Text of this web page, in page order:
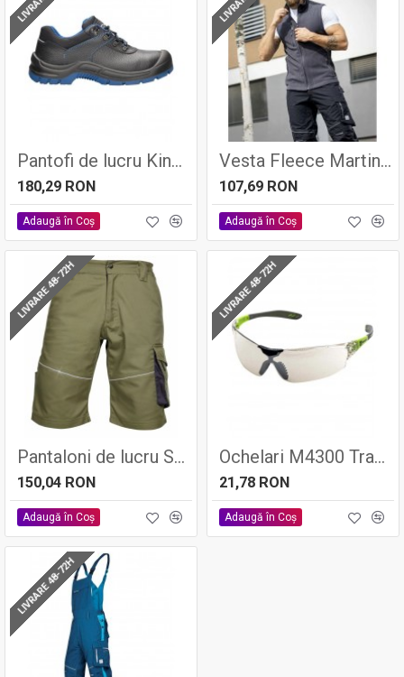
Pantofi de lucru Kinglow S3 - Ardon
180,29 RON
Adaugă în Coş
Vesta Fleece Martin Gri Inchis
107,69 RON
Adaugă în Coş
LIVRARE 48-72H
Pantaloni de lucru SUMMER Kaki, tercot 65/35, 200gr/mp - ARDON
150,04 RON
Adaugă în Coş
LIVRARE 48-72H
Ochelari M4300 Transp
21,78 RON
Adaugă în Coş
LIVRARE 48-72H